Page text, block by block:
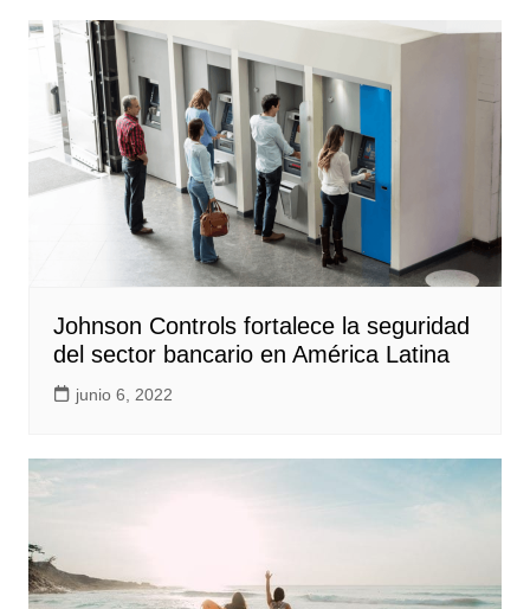
Johnson Controls fortalece la seguridad
del sector bancario en América Latina
junio 6, 2022